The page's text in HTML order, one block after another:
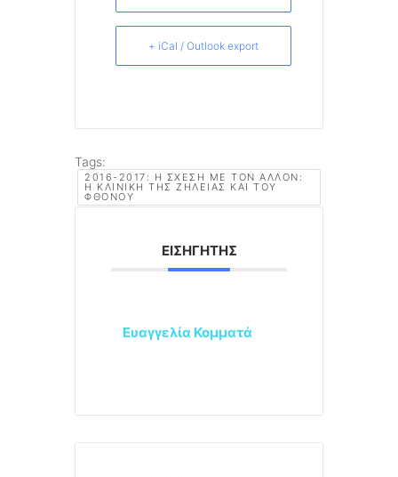
+ iCal / Outlook export
Tags:
2016-2017: Η ΣΧΈΣΗ ΜΕ ΤΟΝ ΆΛΛΟΝ:
Η ΚΛΙΝΙΚΉ ΤΗΣ ΖΉΛΕΙΑΣ ΚΑΙ ΤΟΥ
ΦΘΌΝΟΥ
ΕΙΣΗΓΗΤΉΣ
Ευαγγελία Κομματά